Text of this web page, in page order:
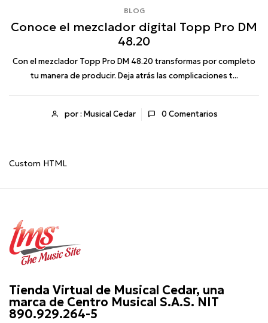
BLOG
Conoce el mezclador digital Topp Pro DM
48.20
Con el mezclador Topp Pro DM 48.20 transformas por completo
tu manera de producir. Deja atrás las complicaciones t...
por : Musical Cedar 0 Comentarios
Custom HTML
Tienda Virtual de Musical Cedar, una
marca de Centro Musical S.A.S. NIT
890.929.264-5